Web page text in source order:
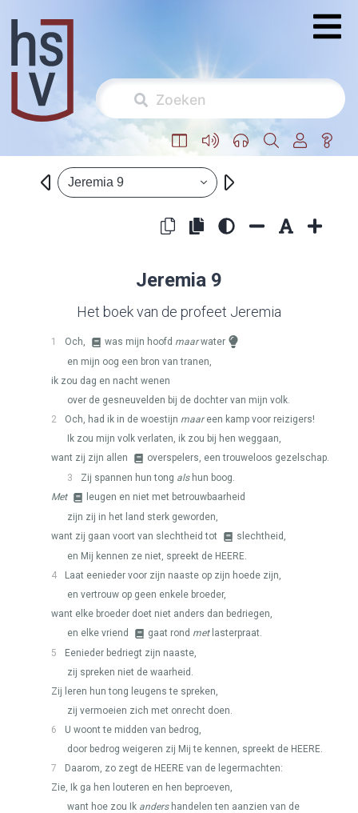
Jeremia 9
Jeremia 9
Het boek van de profeet Jeremia
1 Och, was mijn hoofd maarwater
en mijn oog een bron van tranen,
ik zou dag en nacht wenen
over de gesneuvelden bij de dochter van mijn volk.
2
Och, had ik in de woestijn maareen kamp voor reizigers!
Ik zou mijn volk verlaten, ik zou bij hen weggaan,
want zij zijn allen
overspelers, een trouweloos gezelschap.
3
Zij spannen hun tong alshun boog.
Met
leugen en niet met betrouwbaarheid
zijn zij in het land sterk geworden,
want zij gaan voort van slechtheid tot
slechtheid,
en Mij kennen ze niet, spreekt de HEERE.
4
Laat eenieder voor zijn naaste op zijn hoede zijn,
en vertrouw op geen enkele broeder,
want elke broeder doet niet anders dan bedriegen,
en elke vriend
gaat rond metlasterpraat.
5
Eenieder bedriegt zijn naaste,
zij spreken niet de waarheid.
Zij leren hun tong leugens te spreken,
zij vermoeien zich met onrecht doen.
6
U woont te midden van bedrog,
door bedrog weigeren zij Mij te kennen, spreekt de HEERE.
7
Daarom, zo zegt de HEERE van de legermachten:
Zie, Ik ga hen louteren en hen beproeven,
want hoe zou Ik andershandelen ten aanzien van de